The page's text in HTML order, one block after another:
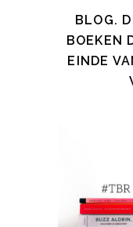
BLOG.
BOEKEN
EINDE